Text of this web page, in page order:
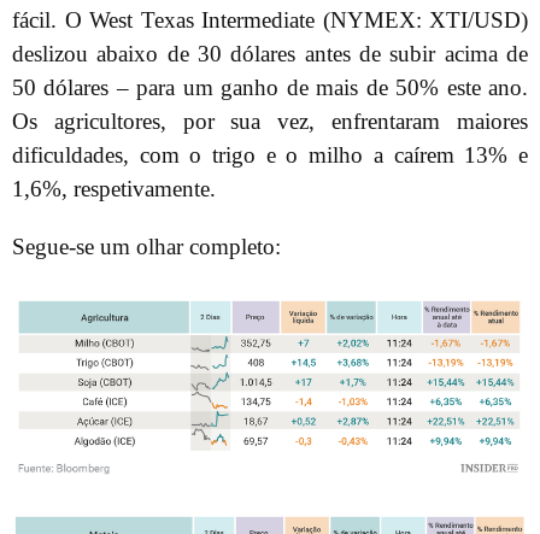
fácil. O West Texas Intermediate (NYMEX: XTI/USD)
deslizou abaixo de 30 dólares antes de subir acima de
50 dólares – para um ganho de mais de 50% este ano.
Os agricultores, por sua vez, enfrentaram maiores
dificuldades, com o trigo e o milho a caírem 13% e
1,6%, respetivamente.
Segue-se um olhar completo: